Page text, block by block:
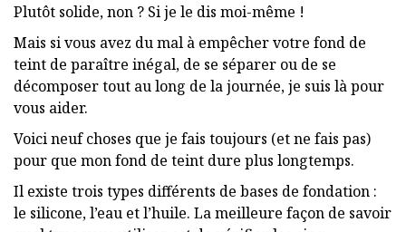
Plutôt solide, non ? Si je le dis moi-même !
Mais si vous avez du mal à empêcher votre fond de
teint de paraître inégal, de se séparer ou de se
décomposer tout au long de la journée, je suis là pour
vous aider.
Voici neuf choses que je fais toujours (et ne fais pas)
pour que mon fond de teint dure plus longtemps.
Il existe trois types différents de bases de fondation :
le silicone, l’eau et l’huile. La meilleure façon de savoir